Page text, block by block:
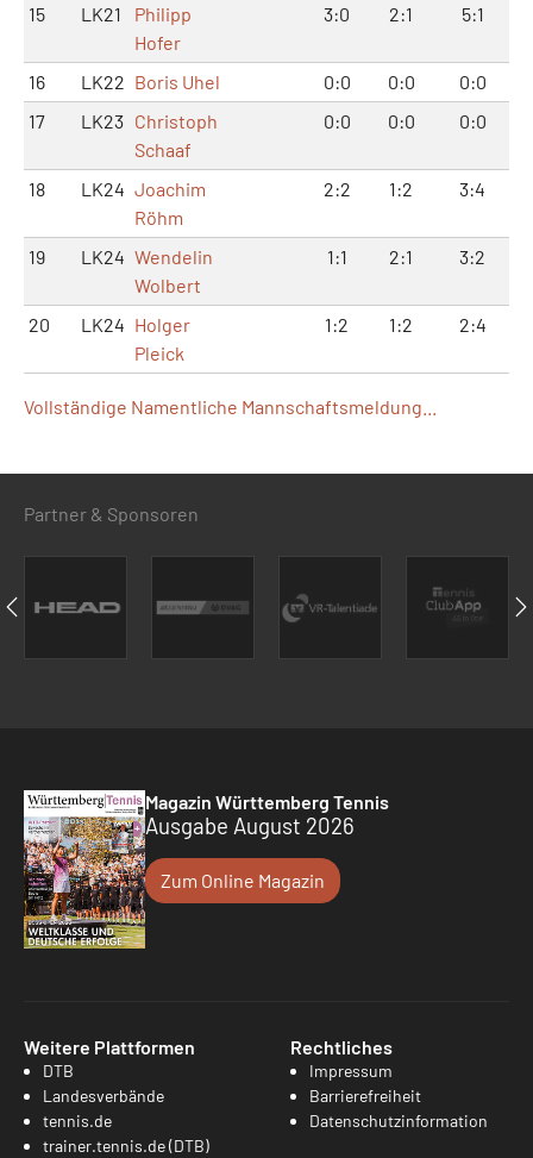
15 LK21
Philipp
Hofer
3:0 2:1 5:1
16 LK22 Boris Uhel 0:0 0:0
0:0
17
LK23 Christoph
Schaaf
0:0 0:0 0:0
18 LK24 Joachim
Röhm
2:2 1:2 3:4
19 LK24 Wendelin
Wolbert
1:1 2:1 3:2
20 LK24 Holger
Pleick
1:2 1:2 2:4
Vollständige Namentliche Mannschaftsmeldung...
Partner & Sponsoren
Magazin Württemberg Tennis
Ausgabe August 2026
Zum Online Magazin
Weitere Plattformen
DTB
Landesverbände
tennis.de
trainer.tennis.de (DTB)
Rechtliches
Impressum
Barrierefreiheit
Datenschutzinformation